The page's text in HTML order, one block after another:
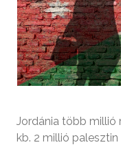
Jordánia több
kb. 2 millió